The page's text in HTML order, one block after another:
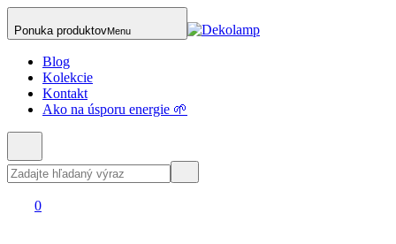
Ponuka produktovMenu
Blog
Kolekcie
Kontakt
Ako na úsporu energie 🌱
0